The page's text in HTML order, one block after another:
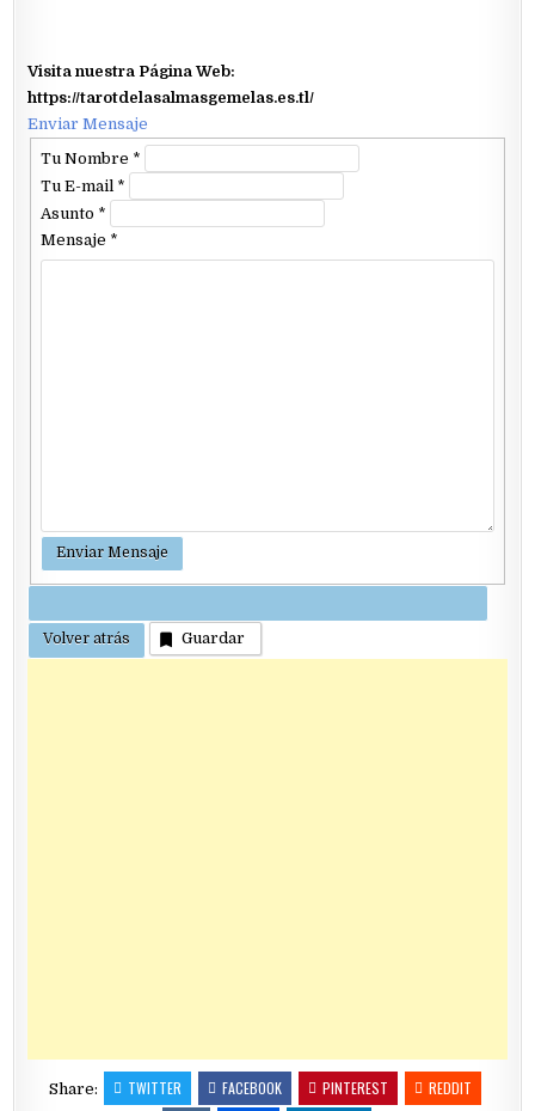
Visita nuestra Página Web:
https://tarotdelasalmasgemelas.es.tl/
Enviar Mensaje
Tu Nombre *
Tu E-mail *
Asunto *
Mensaje *
Guardar
Share: TWITTER FACEBOOK PINTEREST
REDDIT